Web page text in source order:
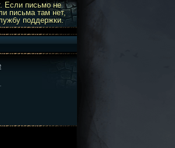
Если письмо не
письма там нет,
поддержки.